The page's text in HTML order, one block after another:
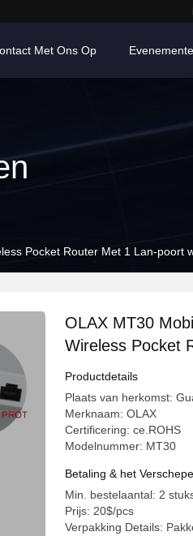
Met Ons Op
Pocket Router Met 1 Lan-poort
OLAX MT30
Wireless Pocket
router met
Productdetails
Plaats van herkomst:
Merknaam: OLAX
Certificering: ce.ROHS
Modelnummer: MT30
Betaling & het
Min. bestelaantal: 2
Prijs: 20$/pcs
Verpakking Details: